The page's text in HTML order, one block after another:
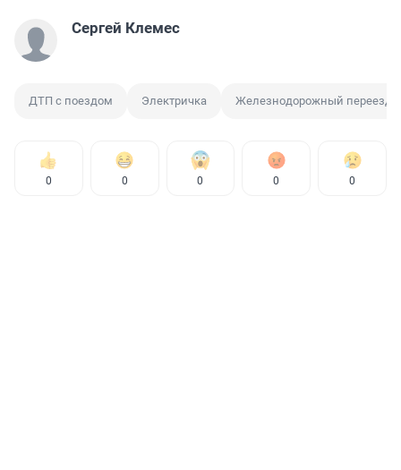
Сергей Клемес
ДТП с поездом Электричка Железнодорожный переезд
0 0 0 0 0